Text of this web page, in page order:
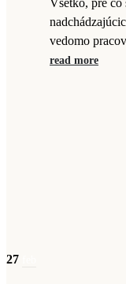
Všetko, pre
vedomo
read more
27